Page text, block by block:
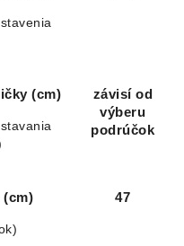
(cm)
závisí od
výberu
podrúčok
47